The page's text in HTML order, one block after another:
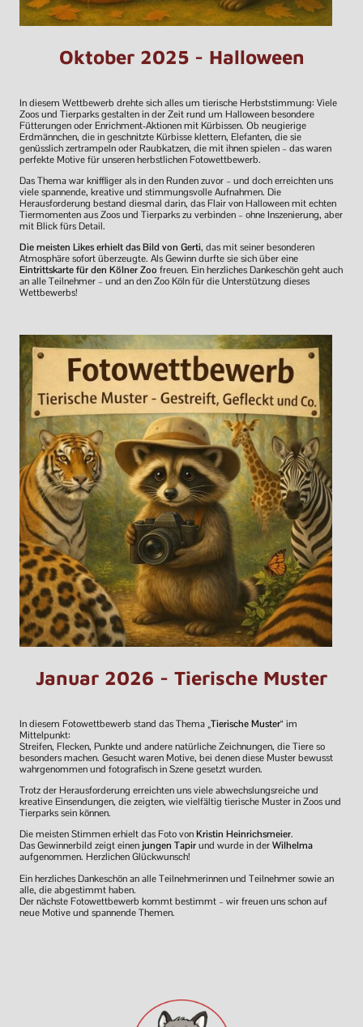
Oktober 2025 - Halloween
In diesem Wettbewerb drehte sich alles um tierische Herbststimmung: Viele
Zoos und Tierparks gestalten in der Zeit rund um Halloween besondere
Fütterungen oder Enrichment-Aktionen mit Kürbissen. Ob neugierige
Erdmännchen, die in geschnitzte Kürbisse klettern, Elefanten, die sie
genüsslich zertrampeln oder Raubkatzen, die mit ihnen spielen – das waren
perfekte Motive für unseren herbstlichen Fotowettbewerb.
Das Thema war kniffliger als in den Runden zuvor – und doch erreichten uns
viele spannende, kreative und stimmungsvolle Aufnahmen. Die
Herausforderung bestand diesmal darin, das Flair von Halloween mit echten
Tiermomenten aus Zoos und Tierparks zu verbinden – ohne Inszenierung, aber
mit Blick fürs Detail.
Die meisten Likes erhielt das Bild von Gerti, das mit seiner besonderen
Atmosphäre sofort überzeugte. Als Gewinn durfte sie sich über eine
Eintrittskarte für den Kölner Zoo freuen. Ein herzliches Dankeschön geht auch
an alle Teilnehmer – und an den Zoo Köln für die Unterstützung dieses
Wettbewerbs!
Januar 2026 - Tierische Muster
In diesem Fotowettbewerb stand das Thema„Tierische Muster“ im
Mittelpunkt:
Streifen, Flecken, Punkte und andere natürliche Zeichnungen, die Tiere so
besonders machen. Gesucht waren Motive, bei denen diese Muster bewusst
wahrgenommen und fotografisch in Szene gesetzt wurden.
Trotz der Herausforderung erreichten uns viele abwechslungsreiche und
kreative Einsendungen, die zeigten, wie vielfältig tierische Muster in Zoos und
Tierparks sein können.
Die meisten Stimmen erhielt das Foto vonKristin Heinrichsmeier.
Das Gewinnerbild zeigt einen jungen Tapirund wurde in derWilhelma
aufgenommen. Herzlichen Glückwunsch!
Ein herzliches Dankeschön an alle Teilnehmerinnen und Teilnehmer sowie an
alle, die abgestimmt haben.
Der nächste Fotowettbewerb kommt bestimmt – wir freuen uns schon auf
neue Motive und spannende Themen.